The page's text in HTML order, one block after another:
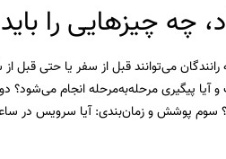
چه چیزهایی را
می‌توانند قبل از سفر یا حتی
پیگیری مرحله‌به‌مرحله انجام می‌شود؟
سوم پوشش و زمان‌بندی: آیا سرویس در